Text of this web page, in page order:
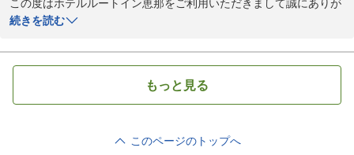
とうございます。
た。当ホテルの朝食は、華美さよりも「毎日食べてもほっとする
味」「一日の元気につながる食事」を心掛けてご用意しております
ので、そのように感じていただけたことは、スタッフ一同の何より
の励みでございます。
だける朝食を目指してまいります。次回お越しの際にも、ぜひごゆ
続きを読む
もっと見る
このページのトップへ